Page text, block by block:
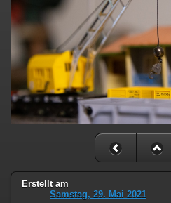
Erstellt am
Samstag, 29. Mai 2021